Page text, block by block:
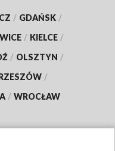
/ GDAŃSK /
/ KIELCE /
/ OLSZTYN /
/
/ WROCŁAW